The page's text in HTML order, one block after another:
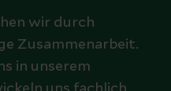
wir durch
Zusammenarbeit.
in unserem